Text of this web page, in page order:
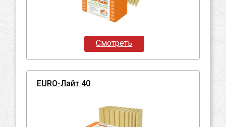
Смотреть
EURO-Лайт 40